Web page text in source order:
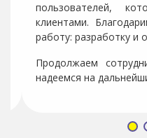
Что особо радует,
размещения.
сотрудничество Заотдых!